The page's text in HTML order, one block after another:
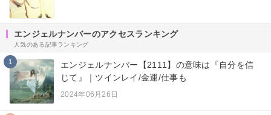
エンジェルナンバーのアクセスランキング
人気のある記事ランキング
1
エンジェルナンバー【2111】の意味は『自分を信
じて』｜ツインレイ/金運/仕事も
2024年06月26日